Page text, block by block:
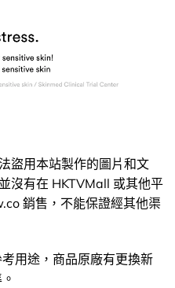
盜用本站製作的圖片和文
沒有在 HKTVMall 或其他平
銷售，不能保證經其他渠
用途，商品原廠有更換新